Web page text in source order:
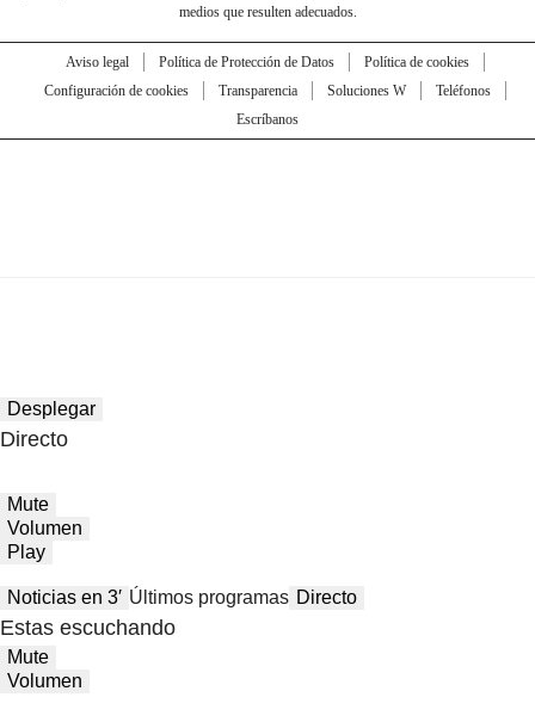
medios que resulten adecuados.
Aviso legal Política de Protección de Datos
Política de cookies
Configuración de cookies
Transparencia Soluciones W
Teléfonos
Escríbanos
Desplegar
Directo
Mute
Volumen
Play
Noticias en 3′ Últimos programas Directo
Estas escuchando
Mute
Volumen